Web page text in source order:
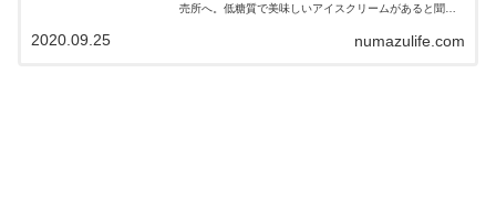
売所へ。低糖質で美味しいアイスクリームがあると聞い
ん今回うかがったのは、沼津市西沢田にある...numazulife.com
2020.09.25